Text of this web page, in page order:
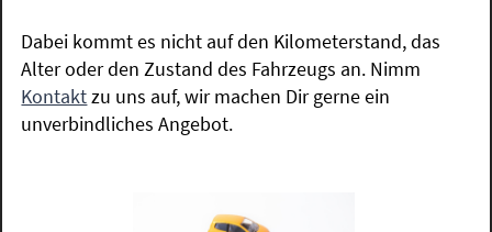
Dabei kommt es nicht auf den Kilometerstand, das
Alter oder den Zustand des Fahrzeugs an. Nimm
Kontaktzu uns auf, wir machen Dir gerne ein
unverbindliches Angebot.